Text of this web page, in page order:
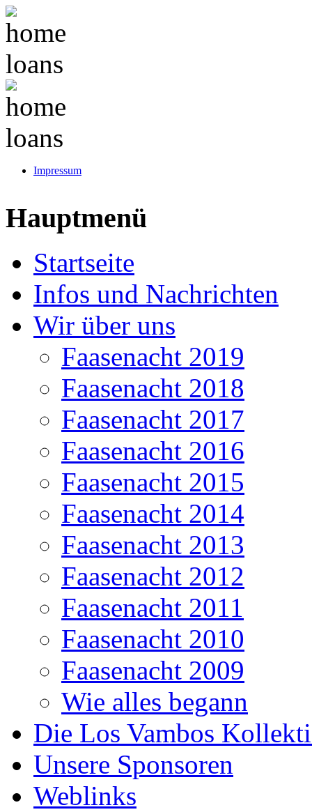
Impressum
Hauptmenü
Startseite
Infos und Nachrichten
Wir über uns
Faasenacht 2019
Faasenacht 2018
Faasenacht 2017
Faasenacht 2016
Faasenacht 2015
Faasenacht 2014
Faasenacht 2013
Faasenacht 2012
Faasenacht 2011
Faasenacht 2010
Faasenacht 2009
Wie alles begann
Die Los Vambos
Unsere Sponsoren
Weblinks